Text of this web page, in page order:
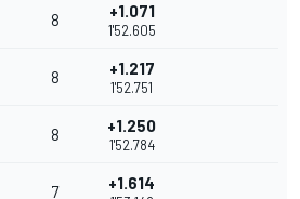
8 +1.071
1'52.605
8 +1.217
1'52.751
8 +1.250
1'52.784
7 +1.614